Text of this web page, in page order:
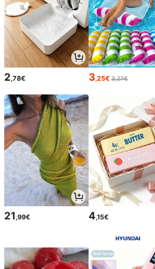
2,78€ 3,25€ 3,27€
21,99€ 4,15€